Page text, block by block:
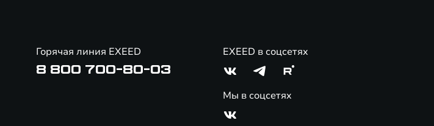
Горячая линия EXEED
8 800 700-80-03
EXEED в соцсетях
Мы в соцсетях